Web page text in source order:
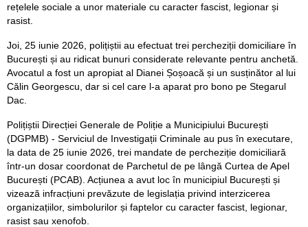
rețelele sociale a unor materiale cu caracter fascist, legionar și
rasist.
Joi, 25 iunie 2026, polițiștii au efectuat trei percheziții domiciliare în
București și au ridicat bunuri considerate relevante pentru anchetă.
Avocatul a fost un apropiat al Dianei Șoșoacă și un susținător al lui
Călin Georgescu, dar si cel care l-a aparat pro bono pe Stegarul
Dac.
Polițiștii Direcției Generale de Poliție a Municipiului București
(DGPMB) - Serviciul de Investigații Criminale au pus în executare,
la data de 25 iunie 2026, trei mandate de percheziție domiciliară
într-un dosar coordonat de Parchetul de pe lângă Curtea de Apel
București (PCAB). Acțiunea a avut loc în municipiul București și
vizează infracțiuni prevăzute de legislația privind interzicerea
organizațiilor, simbolurilor și faptelor cu caracter fascist, legionar,
rasist sau xenofob.